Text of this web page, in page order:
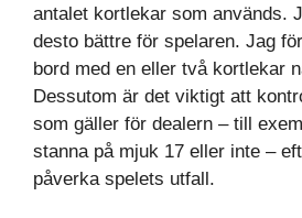
antalet kortlekar som används.
desto bättre för spelaren. Jag
bord med en eller två kortlekar
Dessutom är det viktigt att
som gäller för dealern – till
stanna på mjuk 17 eller inte –
påverka spelets utfall.